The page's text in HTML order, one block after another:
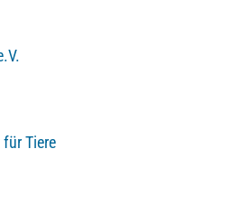
Tiere